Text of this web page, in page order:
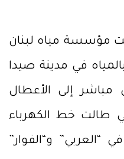
مؤسسة مياه لبنان
في مدينة صيدا
إلى الأعطال
طالت خط الكهرباء
و“الفوار”